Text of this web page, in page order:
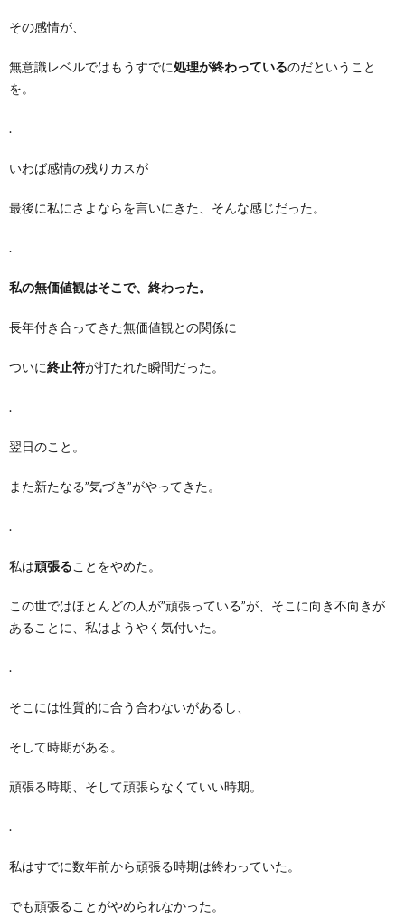
その感情が、
無意識レベルではもうすでに処理が終わっているのだということ
を。
.
いわば感情の残りカスが
最後に私にさよならを言いにきた、そんな感じだった。
.
私の無価値観はそこで、終わった。
長年付き合ってきた無価値観との関係に
ついに終止符が打たれた瞬間だった。
.
翌日のこと。
また新たなる”気づき”がやってきた。
.
私は頑張ることをやめた。
この世ではほとんどの人が”頑張っている”が、そこに向き不向きが
あることに、私はようやく気付いた。
.
そこには性質的に合う合わないがあるし、
そして時期がある。
頑張る時期、そして頑張らなくていい時期。
.
私はすでに数年前から頑張る時期は終わっていた。
でも頑張ることがやめられなかった。